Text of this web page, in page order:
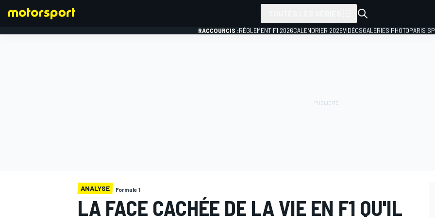
RACCOURCIS :RÈGLEMENT F1 2026CALENDRIER 2026VIDÉOSGALERIES PHOTOPARIS
ANALYSE Formule 1
LA FACE CACHÉE DE LA VIE EN F1 QU'IL